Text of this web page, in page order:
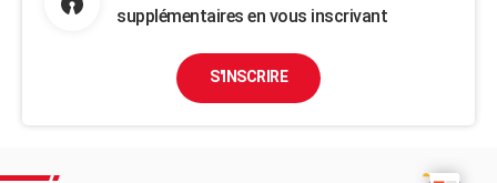
supplémentaires en vous inscrivant
S'INSCRIRE